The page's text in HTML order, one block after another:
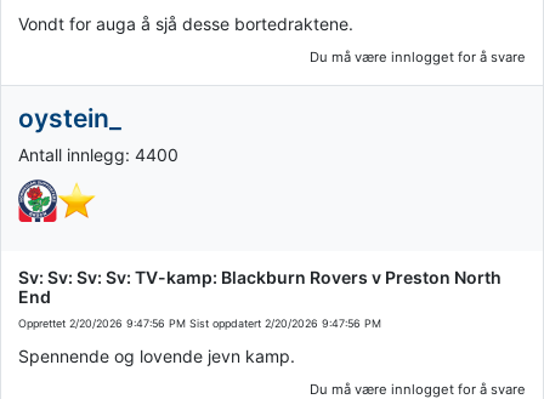
Vondt for auga å sjå desse bortedraktene.
Du må være innlogget for å svare
oystein_
Antall innlegg: 4400
Sv: Sv: Sv: Sv: TV-kamp: Blackburn Rovers v Preston North
End
Opprettet 2/20/2026 9:47:56 PM Sist oppdatert 2/20/2026 9:47:56 PM
Spennende og lovende jevn kamp.
Du må være innlogget for å svare